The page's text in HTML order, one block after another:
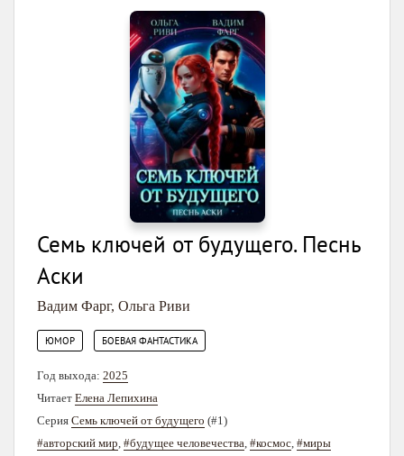
Семь ключей от будущего. Песнь
Аски
Вадим Фарг, Ольга Риви
ЮМОР БОЕВАЯ ФАНТАСТИКА
Год выхода: 2025
Читает Елена Лепихина
Серия Семь ключей от будущего (#1)
#авторский мир #будущее человечества #космос #миры